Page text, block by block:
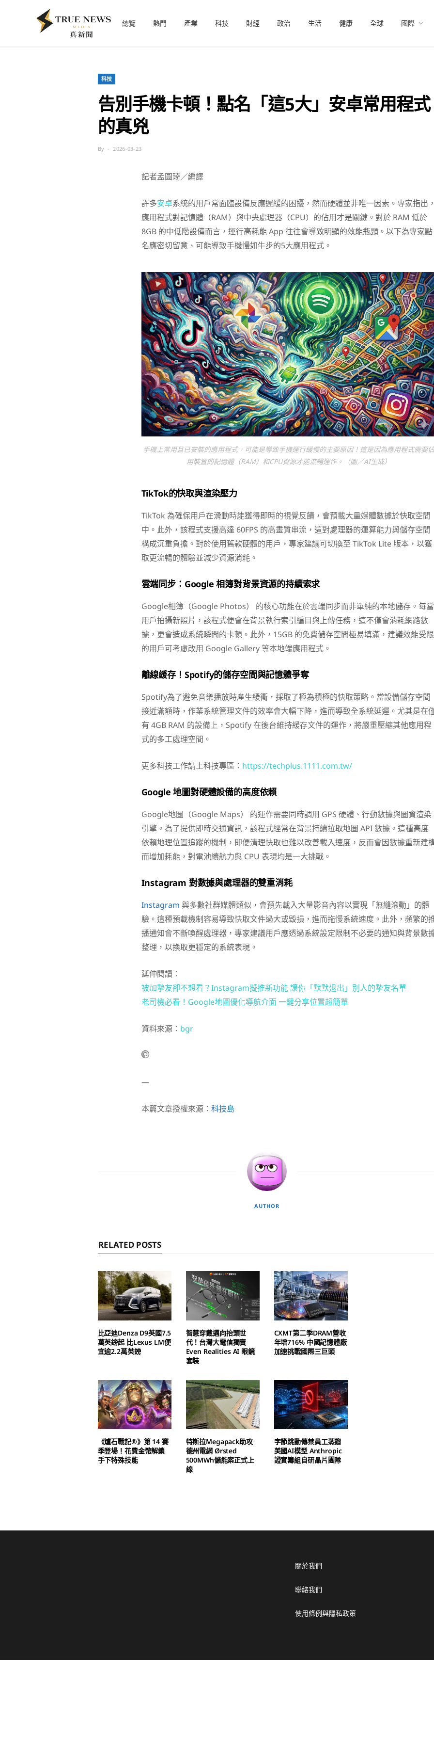
總覽 熱門 產業 科技 財經 政治 生活 健康 全球 國際
科技
告別手機卡頓！點名「這5大」安卓常用程
的真兇
By 2026-03-23
記者孟圓琦／編譯
許多安卓系統的用戶常面臨設備反應遲緩的困擾，然而硬體並非唯一因素。專家指出
應用程式對記憶體（RAM）與中央處理器（CPU）的佔用才是關鍵。對於 RAM 低於
8GB 的中低階設備而言，運行高耗能 App 往往會導致明顯的效能瓶頸。以下為專家點
名應密切留意、可能導致手機慢如牛步的5大應用程式。
手機上常用且已安裝的應用程式，可能是導致手機運行緩慢的主要原因！這是因為應用程式需要佔
用裝置的記憶體（RAM）和CPU資源才能流暢運作。（圖／AI生成）
TikTok的快取與渲染壓力
TikTok 為確保用戶在滑動時能獲得即時的視覺反饋，會預載大量媒體數據於快取空間
中。此外，該程式支援高達 60FPS 的高畫質串流，這對處理器的運算能力與儲存空間
構成沉重負擔。對於使用舊款硬體的用戶，專家建議可切換至 TikTok Lite 版本，以獲
取更流暢的體驗並減少資源消耗。
雲端同步：Google 相簿對背景資源的持續索求
Google相簿（Google Photos） 的核心功能在於雲端同步而非單純的本地儲存。每當
用戶拍攝新照片，該程式便會在背景執行索引編目與上傳任務，這不僅會消耗網路數
據，更會造成系統瞬間的卡頓。此外，15GB 的免費儲存空間極易填滿，建議效能受限
的用戶可考慮改用 Google Gallery 等本地端應用程式。
離線緩存！Spotify的儲存空間與記憶體爭奪
Spotify為了避免音樂播放時產生緩衝，採取了極為積極的快取策略。當設備儲存空間
接近滿額時，作業系統管理文件的效率會大幅下降，進而導致全系統延遲。尤其是在
有 4GB RAM 的設備上，Spotify 在後台維持緩存文件的運作，將嚴重壓縮其他應用程
式的多工處理空間。
更多科技工作請上科技專區： https://techplus.1111.com.tw/
Google地圖對硬體設備的高度依賴
Google地圖（Google Maps） 的運作需要同時調用 GPS 硬體、行動數據與圖資渲染
引擎。為了提供即時交通資訊，該程式經常在背景持續拉取地圖 API 數據。這種高度
依賴地理位置追蹤的機制，即便清理快取也難以改善載入速度，反而會因數據重新建
而增加耗能，對電池續航力與 CPU 表現均是一大挑戰。
Instagram 對數據與處理器的雙重消耗
Instagram 與多數社群媒體類似，會預先載入大量影音內容以實現「無縫滾動」的體
驗。這種預載機制容易導致快取文件過大或毀損，進而拖慢系統速度。此外，頻繁的
播通知會不斷喚醒處理器，專家建議用戶應透過系統設定限制不必要的通知與背景數
整理，以換取更穩定的系統表現。
延伸閱讀：
被加摯友卻不想看？Instagram擬推新功能 讓你「默默退出」別人的摯友名單
老司機必看！Google地圖優化導航介面 一鍵分享位置超簡單
資料來源： bgr
—
本篇文章授權來源： 科技島
AUTHOR
RELATED POSTS
比亞迪Denza D9英國7.5
萬英鎊起 比Lexus LM便
宜逾2.2萬英鎊
智慧穿戴邁向抬頭世
代！台灣大電信獨賣
Even Realities AI 眼鏡
套裝
CXMT第二季DRAM營收
年增716% 中國記憶體廠
加速挑戰國際三巨頭
《爐石戰記®》第 14 賽
季登場！花費金幣解鎖
手下特殊技能
特斯拉Megapack助攻
德州電網 Ørsted
500MWh儲能案正式上
線
字節跳動傳禁員工蒸餾
美國AI模型 Anthropic
證實籌組自研晶片團隊
關於我們
聯絡我們
使用條例與隱私政策